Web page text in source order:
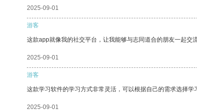
2025-09-01
游客
这款app就像我的社交平台，让我能够与志同道合的朋友一起交流
2025-09-01
游客
这款学习软件的学习方式非常灵活，可以根据自己的需求选择学
2025-09-01